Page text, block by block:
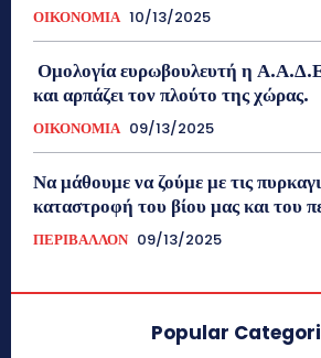
ΟΙΚΟΝΟΜΙΑ 10/13/2025
Ομολογία ευρωβουλευτή η Α.Α.Δ.Ε.
και αρπάζει τον πλούτο της χώρας.
ΟΙΚΟΝΟΜΙΑ 09/13/2025
Να μάθουμε να ζούμε με τις
καταστροφή του βίου μας και του
ΠΕΡΙΒΑΛΛΟΝ 09/13/2025
Popular